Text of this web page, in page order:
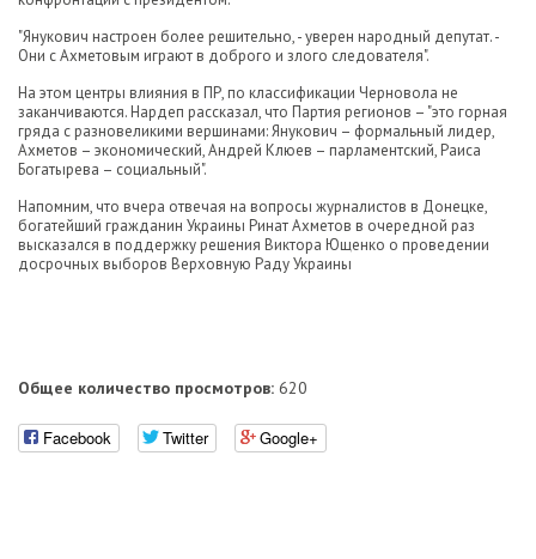
"Янукович настроен более решительно, - уверен народный депутат. -
Они с Ахметовым играют в доброго и злого следователя".
На этом центры влияния в ПР, по классификации Черновола не
заканчиваются. Нардеп рассказал, что Партия регионов – "это горная
гряда с разновеликими вершинами: Янукович – формальный лидер,
Ахметов – экономический, Андрей Клюев – парламентский, Раиса
Богатырева – социальный".
Напомним, что вчера отвечая на вопросы журналистов в Донецке,
богатейший гражданин Украины Ринат Ахметов в очередной раз
высказался в поддержку решения Виктора Ющенко о проведении
досрочных выборов Верховную Раду Украины
Общее количество просмотров: 620
Facebook Twitter Google+